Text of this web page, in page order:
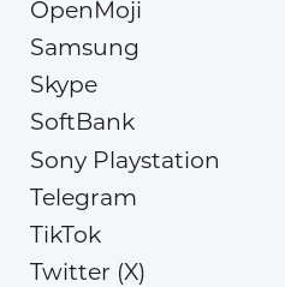
OpenMoji
Samsung
Skype
SoftBank
Sony Playstation
Telegram
TikTok
Twitter (X)